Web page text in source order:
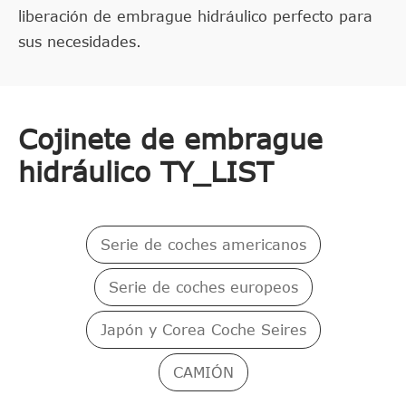
liberación de embrague hidráulico perfecto para
sus necesidades.
Cojinete de embrague
hidráulico TY_LIST
Serie de coches americanos
Serie de coches europeos
Japón y Corea Coche Seires
CAMIÓN